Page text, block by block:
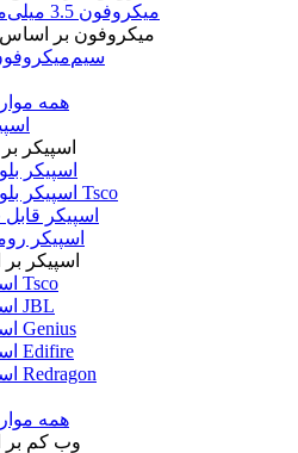
میکروفون 3.5 میلی‌متری
میکروفون بر اساس
میکروفون بی‌‎سیم
همه
اسپیکر
اسپیکر
اسپیکر بلوتوثی Tsco
اسپیکر
اسپیکر
اسپیکر
اسپیکر Tsco
اسپیکر JBL
اسپیکر Genius
اسپیکر Edifire
اسپیکر Redragon
همه
وب کم بر